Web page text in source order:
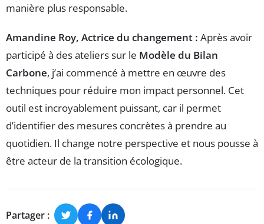
manière plus responsable.
Amandine Roy, Actrice du changement : Après avoir
participé à des ateliers sur le Modèle du Bilan
Carbone, j’ai commencé à mettre en œuvre des
techniques pour réduire mon impact personnel. Cet
outil est incroyablement puissant, car il permet
d’identifier des mesures concrètes à prendre au
quotidien. Il change notre perspective et nous pousse à
être acteur de la transition écologique.
Partager :